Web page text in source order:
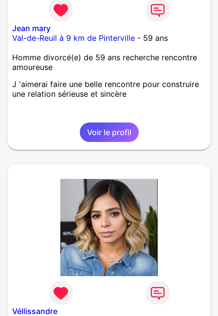
Jean mary
Val-de-Reuil à 9 km de Pinterville - 59 ans
Homme divorcé(e) de 59 ans recherche rencontre
amoureuse
J 'aimerai faire une belle rencontre pour construire
une relation sérieuse et sincère
Voir le profil
Véllissandre